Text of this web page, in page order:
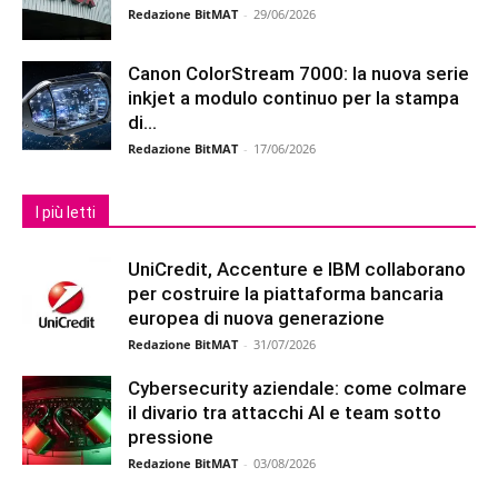
Redazione BitMAT - 29/06/2026
Canon ColorStream 7000: la nuova serie
inkjet a modulo continuo per la stampa
di...
Redazione BitMAT - 17/06/2026
I più letti
UniCredit, Accenture e IBM collaborano
per costruire la piattaforma bancaria
europea di nuova generazione
Redazione BitMAT - 31/07/2026
Cybersecurity aziendale: come colmare
il divario tra attacchi AI e team sotto
pressione
Redazione BitMAT - 03/08/2026